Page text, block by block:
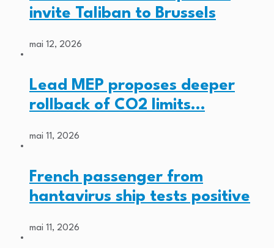
invite Taliban to Brussels
mai 12, 2026
Lead MEP proposes deeper
rollback of CO2 limits…
mai 11, 2026
French passenger from
hantavirus ship tests positive
mai 11, 2026